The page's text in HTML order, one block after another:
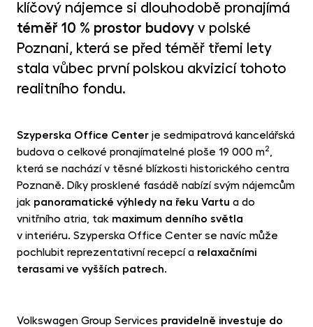
klíčový nájemce si dlouhodobě pronajímá
téměř 10 % prostor budovy v polské
Poznani, která se před téměř třemi lety
stala vůbec první polskou akvizicí tohoto
realitního fondu.
Szyperska Office Center je sedmipatrová kancelářská
budova o celkové pronajímatelné ploše 19 000 m2
která se nachází v těsné blízkosti historického centra
Poznaně. Díky prosklené fasádě nabízí svým nájemcům
jak panoramatické výhledy na řeku Vartu a do
vnitřního atria, tak maximum denního světla
v interiéru. Szyperska Office Center se navíc může
pochlubit reprezentativní recepcí a relaxačními
terasami ve vyšších patrech.
Volkswagen Group Services pravidelně investuje do